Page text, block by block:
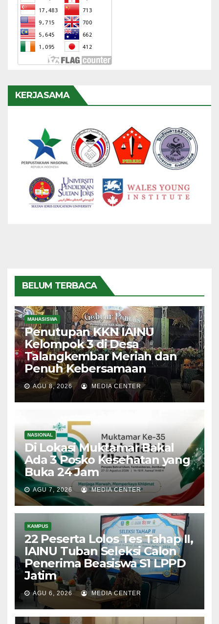
KERJASAMA
BELUM TERBACA
MAHASISWA
Penutupan KKN IAINU
Kelompok 3 di Desa
Talangkembar Meriah dan
Penuh Kebersamaan
AGU 8, 2026 MEDIA CENTER
NASIONAL
Di Lokasi Muktamar Bakal
Ada 3 Posko Kesehatan yang
Buka 24 Jam
AGU 7, 2026 MEDIA CENTER
KAMPUS
22 Peserta Lolos Tes Tahap II,
IAINU Tuban Seleksi Calon
Penerima Beasiswa S1 LPPD
Jatim
AGU 6, 2026 MEDIA CENTER